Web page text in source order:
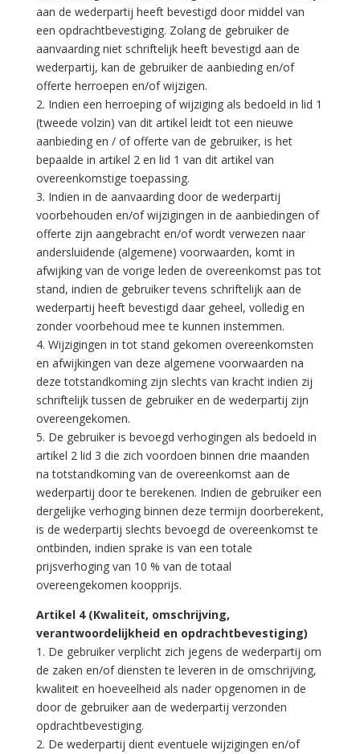
aan de wederpartij heeft bevestigd door middel van
een opdrachtbevestiging. Zolang de gebruiker de
aanvaarding niet schriftelijk heeft bevestigd aan de
wederpartij, kan de gebruiker de aanbieding en/of
offerte herroepen en/of wijzigen.
2. Indien een herroeping of wijziging als bedoeld in lid 1
(tweede volzin) van dit artikel leidt tot een nieuwe
aanbieding en / of offerte van de gebruiker, is het
bepaalde in artikel 2 en lid 1 van dit artikel van
overeenkomstige toepassing.
3. Indien in de aanvaarding door de wederpartij
voorbehouden en/of wijzigingen in de aanbiedingen of
offerte zijn aangebracht en/of wordt verwezen naar
andersluidende (algemene) voorwaarden, komt in
afwijking van de vorige leden de overeenkomst pas tot
stand, indien de gebruiker tevens schriftelijk aan de
wederpartij heeft bevestigd daar geheel, volledig en
zonder voorbehoud mee te kunnen instemmen.
4. Wijzigingen in tot stand gekomen overeenkomsten
en afwijkingen van deze algemene voorwaarden na
deze totstandkoming zijn slechts van kracht indien zij
schriftelijk tussen de gebruiker en de wederpartij zijn
overeengekomen.
5. De gebruiker is bevoegd verhogingen als bedoeld in
artikel 2 lid 3 die zich voordoen binnen drie maanden
na totstandkoming van de overeenkomst aan de
wederpartij door te berekenen. Indien de gebruiker een
dergelijke verhoging binnen deze termijn doorberekent,
is de wederpartij slechts bevoegd de overeenkomst te
ontbinden, indien sprake is van een totale
prijsverhoging van 10 % van de totaal
overeengekomen koopprijs.
Artikel 4 (Kwaliteit, omschrijving,
verantwoordelijkheid en opdrachtbevestiging)
1. De gebruiker verplicht zich jegens de wederpartij om
de zaken en/of diensten te leveren in de omschrijving,
kwaliteit en hoeveelheid als nader opgenomen in de
door de gebruiker aan de wederpartij verzonden
opdrachtbevestiging.
2. De wederpartij dient eventuele wijzigingen en/of